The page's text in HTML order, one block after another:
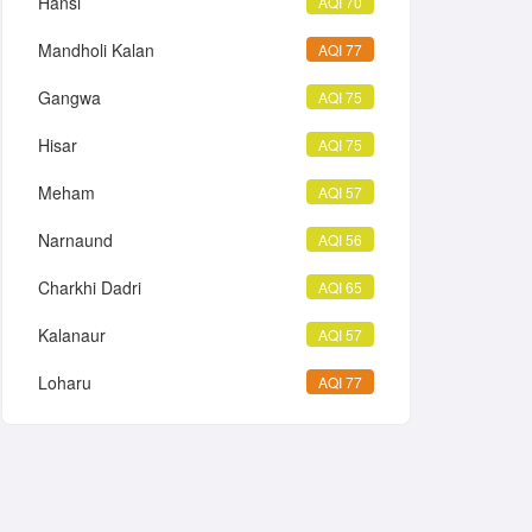
Mandholi Kalan AQI 77
Gangwa AQI 75
Hisar AQI 75
Meham AQI 57
Narnaund AQI 56
Charkhi Dadri AQI 65
Kalanaur AQI 57
Loharu AQI 77